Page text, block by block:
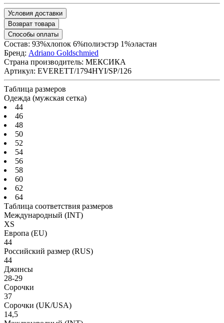
Условия доставки
Возврат товара
Способы оплаты
Состав: 93%хлопок 6%полиэстэр 1%эластан
Бренд: Adriano Goldschmied
Страна производитель: МЕКСИКА
Артикул: EVERETT/1794HYI/SP/126
Таблица размеров
Одежда (мужская сетка)
44
46
48
50
52
54
56
58
60
62
64
Таблица соответствия размеров
Международный (INT)
XS
Европа (EU)
44
Российский размер (RUS)
44
Джинсы
28-29
Сорочки
37
Сорочки (UK/USA)
14,5